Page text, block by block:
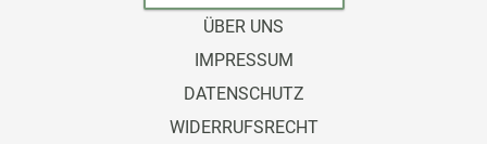
ÜBER UNS
IMPRESSUM
DATENSCHUTZ
WIDERRUFSRECHT